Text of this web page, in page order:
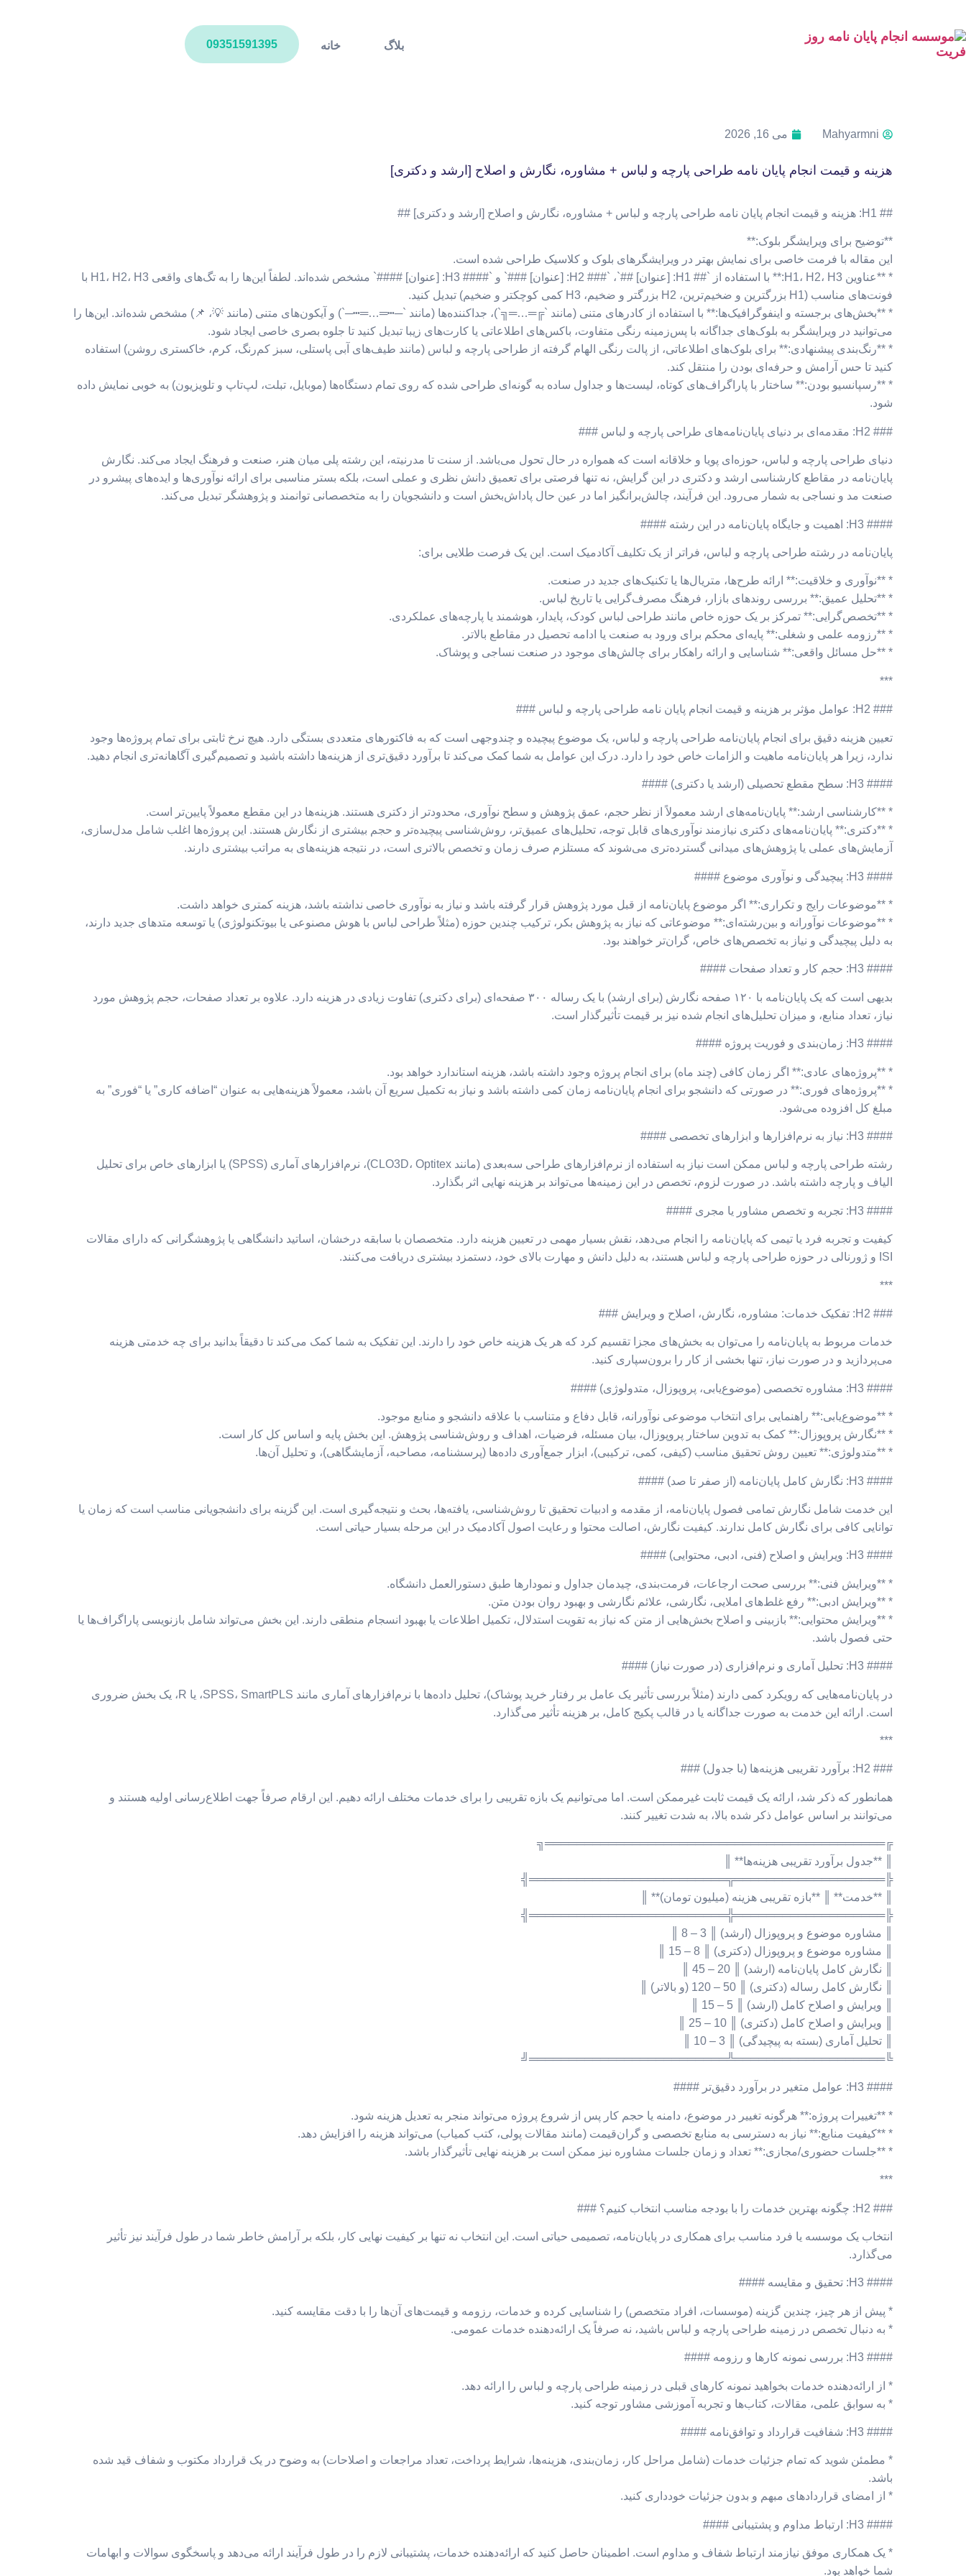
خانه بلاگ 09351591395
Mahyarmni می 16, 2026
هزینه و قیمت انجام پایان نامه طراحی پارچه و لباس + مشاوره، نگارش و اصلاح [ارشد و دکتری]
## H1: هزینه و قیمت انجام پایان نامه طراحی پارچه و لباس + مشاوره، نگارش و اصلاح [ارشد و دکتری] ##
**توضیح برای ویرایشگر بلوک:**
این مقاله با فرمت خاصی برای نمایش بهتر در ویرایشگرهای بلوک و کلاسیک طراحی شده است.
* **عناوین H1، H2، H3:** با استفاده از `## H1: [عنوان] ##`، `### H2: [عنوان] ###` و `#### H3: [عنوان] ####` مشخص شده‌اند. لطفاً این‌ها را به تگ‌های واقعی H1، H2، H3 با
فونت‌های مناسب (H1 بزرگترین و ضخیم‌ترین، H2 بزرگتر و ضخیم، H3 کمی کوچکتر و ضخیم) تبدیل کنید.
* **بخش‌های برجسته و اینفوگرافیک‌ها:** با استفاده از کادرهای متنی (مانند `╔═…═╗`)، جداکننده‌ها (مانند `─┅═…═┅─`) و آیکون‌های متنی (مانند 💡، 📌) مشخص شده‌اند. این‌ها را
می‌توانید در ویرایشگر به بلوک‌های جداگانه با پس‌زمینه رنگی متفاوت، باکس‌های اطلاعاتی یا کارت‌های زیبا تبدیل کنید تا جلوه بصری خاصی ایجاد شود.
* **رنگ‌بندی پیشنهادی:** برای بلوک‌های اطلاعاتی، از پالت رنگی الهام گرفته از طراحی پارچه و لباس (مانند طیف‌های آبی پاستلی، سبز کم‌رنگ، کرم، خاکستری روشن) استفاده
کنید تا حس آرامش و حرفه‌ای بودن را منتقل کند.
* **رسپانسیو بودن:** ساختار با پاراگراف‌های کوتاه، لیست‌ها و جداول ساده به گونه‌ای طراحی شده که روی تمام دستگاه‌ها (موبایل، تبلت، لپ‌تاپ و تلویزیون) به خوبی نمایش داده
شود.
### H2: مقدمه‌ای بر دنیای پایان‌نامه‌های طراحی پارچه و لباس ###
دنیای طراحی پارچه و لباس، حوزه‌ای پویا و خلاقانه است که همواره در حال تحول می‌باشد. از سنت تا مدرنیته، این رشته پلی میان هنر، صنعت و فرهنگ ایجاد می‌کند. نگارش
پایان‌نامه در مقاطع کارشناسی ارشد و دکتری در این گرایش، نه تنها فرصتی برای تعمیق دانش نظری و عملی است، بلکه بستر مناسبی برای ارائه نوآوری‌ها و ایده‌های پیشرو در
صنعت مد و نساجی به شمار می‌رود. این فرآیند، چالش‌برانگیز اما در عین حال پاداش‌بخش است و دانشجویان را به متخصصانی توانمند و پژوهشگر تبدیل می‌کند.
#### H3: اهمیت و جایگاه پایان‌نامه در این رشته ####
پایان‌نامه در رشته طراحی پارچه و لباس، فراتر از یک تکلیف آکادمیک است. این یک فرصت طلایی برای:
* **نوآوری و خلاقیت:** ارائه طرح‌ها، متریال‌ها یا تکنیک‌های جدید در صنعت.
* **تحلیل عمیق:** بررسی روندهای بازار، فرهنگ مصرف‌گرایی یا تاریخ لباس.
* **تخصص‌گرایی:** تمرکز بر یک حوزه خاص مانند طراحی لباس کودک، پایدار، هوشمند یا پارچه‌های عملکردی.
* **رزومه علمی و شغلی:** پایه‌ای محکم برای ورود به صنعت یا ادامه تحصیل در مقاطع بالاتر.
* **حل مسائل واقعی:** شناسایی و ارائه راهکار برای چالش‌های موجود در صنعت نساجی و پوشاک.
***
### H2: عوامل مؤثر بر هزینه و قیمت انجام پایان نامه طراحی پارچه و لباس ###
تعیین هزینه دقیق برای انجام پایان‌نامه طراحی پارچه و لباس، یک موضوع پیچیده و چندوجهی است که به فاکتورهای متعددی بستگی دارد. هیچ نرخ ثابتی برای تمام پروژه‌ها وجود
ندارد، زیرا هر پایان‌نامه ماهیت و الزامات خاص خود را دارد. درک این عوامل به شما کمک می‌کند تا برآورد دقیق‌تری از هزینه‌ها داشته باشید و تصمیم‌گیری آگاهانه‌تری انجام دهید.
#### H3: سطح مقطع تحصیلی (ارشد یا دکتری) ####
* **کارشناسی ارشد:** پایان‌نامه‌های ارشد معمولاً از نظر حجم، عمق پژوهش و سطح نوآوری، محدودتر از دکتری هستند. هزینه‌ها در این مقطع معمولاً پایین‌تر است.
* **دکتری:** پایان‌نامه‌های دکتری نیازمند نوآوری‌های قابل توجه، تحلیل‌های عمیق‌تر، روش‌شناسی پیچیده‌تر و حجم بیشتری از نگارش هستند. این پروژه‌ها اغلب شامل مدل‌سازی،
آزمایش‌های عملی یا پژوهش‌های میدانی گسترده‌تری می‌شوند که مستلزم صرف زمان و تخصص بالاتری است، در نتیجه هزینه‌های به مراتب بیشتری دارند.
#### H3: پیچیدگی و نوآوری موضوع ####
* **موضوعات رایج و تکراری:** اگر موضوع پایان‌نامه از قبل مورد پژوهش قرار گرفته باشد و نیاز به نوآوری خاصی نداشته باشد، هزینه کمتری خواهد داشت.
* **موضوعات نوآورانه و بین‌رشته‌ای:** موضوعاتی که نیاز به پژوهش بکر، ترکیب چندین حوزه (مثلاً طراحی لباس با هوش مصنوعی یا بیوتکنولوژی) یا توسعه متدهای جدید دارند،
به دلیل پیچیدگی و نیاز به تخصص‌های خاص، گران‌تر خواهند بود.
#### H3: حجم کار و تعداد صفحات ####
بدیهی است که یک پایان‌نامه با ۱۲۰ صفحه نگارش (برای ارشد) با یک رساله ۳۰۰ صفحه‌ای (برای دکتری) تفاوت زیادی در هزینه دارد. علاوه بر تعداد صفحات، حجم پژوهش مورد
نیاز، تعداد منابع، و میزان تحلیل‌های انجام شده نیز بر قیمت تأثیرگذار است.
#### H3: زمان‌بندی و فوریت پروژه ####
* **پروژه‌های عادی:** اگر زمان کافی (چند ماه) برای انجام پروژه وجود داشته باشد، هزینه استاندارد خواهد بود.
* **پروژه‌های فوری:** در صورتی که دانشجو برای انجام پایان‌نامه زمان کمی داشته باشد و نیاز به تکمیل سریع آن باشد، معمولاً هزینه‌هایی به عنوان “اضافه کاری” یا “فوری” به
مبلغ کل افزوده می‌شود.
#### H3: نیاز به نرم‌افزارها و ابزارهای تخصصی ####
رشته طراحی پارچه و لباس ممکن است نیاز به استفاده از نرم‌افزارهای طراحی سه‌بعدی (مانند CLO3D، Optitex)، نرم‌افزارهای آماری (SPSS) یا ابزارهای خاص برای تحلیل
الیاف و پارچه داشته باشد. در صورت لزوم، تخصص در این زمینه‌ها می‌تواند بر هزینه نهایی اثر بگذارد.
#### H3: تجربه و تخصص مشاور یا مجری ####
کیفیت و تجربه فرد یا تیمی که پایان‌نامه را انجام می‌دهد، نقش بسیار مهمی در تعیین هزینه دارد. متخصصان با سابقه درخشان، اساتید دانشگاهی یا پژوهشگرانی که دارای مقالات
ISI و ژورنالی در حوزه طراحی پارچه و لباس هستند، به دلیل دانش و مهارت بالای خود، دستمزد بیشتری دریافت می‌کنند.
***
### H2: تفکیک خدمات: مشاوره، نگارش، اصلاح و ویرایش ###
خدمات مربوط به پایان‌نامه را می‌توان به بخش‌های مجزا تقسیم کرد که هر یک هزینه خاص خود را دارند. این تفکیک به شما کمک می‌کند تا دقیقاً بدانید برای چه خدمتی هزینه
می‌پردازید و در صورت نیاز، تنها بخشی از کار را برون‌سپاری کنید.
#### H3: مشاوره تخصصی (موضوع‌یابی، پروپوزال، متدولوژی) ####
* **موضوع‌یابی:** راهنمایی برای انتخاب موضوعی نوآورانه، قابل دفاع و متناسب با علاقه دانشجو و منابع موجود.
* **نگارش پروپوزال:** کمک به تدوین ساختار پروپوزال، بیان مسئله، فرضیات، اهداف و روش‌شناسی پژوهش. این بخش پایه و اساس کل کار است.
* **متدولوژی:** تعیین روش تحقیق مناسب (کیفی، کمی، ترکیبی)، ابزار جمع‌آوری داده‌ها (پرسشنامه، مصاحبه، آزمایشگاهی)، و تحلیل آن‌ها.
#### H3: نگارش کامل پایان‌نامه (از صفر تا صد) ####
این خدمت شامل نگارش تمامی فصول پایان‌نامه، از مقدمه و ادبیات تحقیق تا روش‌شناسی، یافته‌ها، بحث و نتیجه‌گیری است. این گزینه برای دانشجویانی مناسب است که زمان یا
توانایی کافی برای نگارش کامل ندارند. کیفیت نگارش، اصالت محتوا و رعایت اصول آکادمیک در این مرحله بسیار حیاتی است.
#### H3: ویرایش و اصلاح (فنی، ادبی، محتوایی) ####
* **ویرایش فنی:** بررسی صحت ارجاعات، فرمت‌بندی، چیدمان جداول و نمودارها طبق دستورالعمل دانشگاه.
* **ویرایش ادبی:** رفع غلط‌های املایی، نگارشی، علائم نگارشی و بهبود روان بودن متن.
* **ویرایش محتوایی:** بازبینی و اصلاح بخش‌هایی از متن که نیاز به تقویت استدلال، تکمیل اطلاعات یا بهبود انسجام منطقی دارند. این بخش می‌تواند شامل بازنویسی پاراگراف‌ها یا
حتی فصول باشد.
#### H3: تحلیل آماری و نرم‌افزاری (در صورت نیاز) ####
در پایان‌نامه‌هایی که رویکرد کمی دارند (مثلاً بررسی تأثیر یک عامل بر رفتار خرید پوشاک)، تحلیل داده‌ها با نرم‌افزارهای آماری مانند SPSS، SmartPLS، یا R، یک بخش ضروری
است. ارائه این خدمت به صورت جداگانه یا در قالب پکیج کامل، بر هزینه تأثیر می‌گذارد.
***
### H2: برآورد تقریبی هزینه‌ها (با جدول) ###
همانطور که ذکر شد، ارائه یک قیمت ثابت غیرممکن است. اما می‌توانیم یک بازه تقریبی را برای خدمات مختلف ارائه دهیم. این ارقام صرفاً جهت اطلاع‌رسانی اولیه هستند و
می‌توانند بر اساس عوامل ذکر شده بالا، به شدت تغییر کنند.
╔═══════════════════════════════════════════╗
║ **جدول برآورد تقریبی هزینه‌ها** ║
╠═══════════════════╦═════════════════════════╣
║ **خدمت** ║ **بازه تقریبی هزینه (میلیون تومان)** ║
╠═══════════════════╬═════════════════════════╣
║ مشاوره موضوع و پروپوزال (ارشد) ║ 3 – 8 ║
║ مشاوره موضوع و پروپوزال (دکتری) ║ 8 – 15 ║
║ نگارش کامل پایان‌نامه (ارشد) ║ 20 – 45 ║
║ نگارش کامل رساله (دکتری) ║ 50 – 120 (و بالاتر) ║
║ ویرایش و اصلاح کامل (ارشد) ║ 5 – 15 ║
║ ویرایش و اصلاح کامل (دکتری) ║ 10 – 25 ║
║ تحلیل آماری (بسته به پیچیدگی) ║ 3 – 10 ║
╚═══════════════════╩═════════════════════════╝
#### H3: عوامل متغیر در برآورد دقیق‌تر ####
* **تغییرات پروژه:** هرگونه تغییر در موضوع، دامنه یا حجم کار پس از شروع پروژه می‌تواند منجر به تعدیل هزینه شود.
* **کیفیت منابع:** نیاز به دسترسی به منابع تخصصی و گران‌قیمت (مانند مقالات پولی، کتب کمیاب) می‌تواند هزینه را افزایش دهد.
* **جلسات حضوری/مجازی:** تعداد و زمان جلسات مشاوره نیز ممکن است بر هزینه نهایی تأثیرگذار باشد.
***
### H2: چگونه بهترین خدمات را با بودجه مناسب انتخاب کنیم؟ ###
انتخاب یک موسسه یا فرد مناسب برای همکاری در پایان‌نامه، تصمیمی حیاتی است. این انتخاب نه تنها بر کیفیت نهایی کار، بلکه بر آرامش خاطر شما در طول فرآیند نیز تأثیر
می‌گذارد.
#### H3: تحقیق و مقایسه ####
* پیش از هر چیز، چندین گزینه (موسسات، افراد متخصص) را شناسایی کرده و خدمات، رزومه و قیمت‌های آن‌ها را با دقت مقایسه کنید.
* به دنبال تخصص در زمینه طراحی پارچه و لباس باشید، نه صرفاً یک ارائه‌دهنده خدمات عمومی.
#### H3: بررسی نمونه کارها و رزومه ####
* از ارائه‌دهنده خدمات بخواهید نمونه کارهای قبلی در زمینه طراحی پارچه و لباس را ارائه دهد.
* به سوابق علمی، مقالات، کتاب‌ها و تجربه آموزشی مشاور توجه کنید.
#### H3: شفافیت قرارداد و توافق‌نامه ####
* مطمئن شوید که تمام جزئیات خدمات (شامل مراحل کار، زمان‌بندی، هزینه‌ها، شرایط پرداخت، تعداد مراجعات و اصلاحات) به وضوح در یک قرارداد مکتوب و شفاف قید شده
باشد.
* از امضای قراردادهای مبهم و بدون جزئیات خودداری کنید.
#### H3: ارتباط مداوم و پشتیبانی ####
* یک همکاری موفق نیازمند ارتباط شفاف و مداوم است. اطمینان حاصل کنید که ارائه‌دهنده خدمات، پشتیبانی لازم را در طول فرآیند ارائه می‌دهد و پاسخگوی سوالات و ابهامات
شما خواهد بود.